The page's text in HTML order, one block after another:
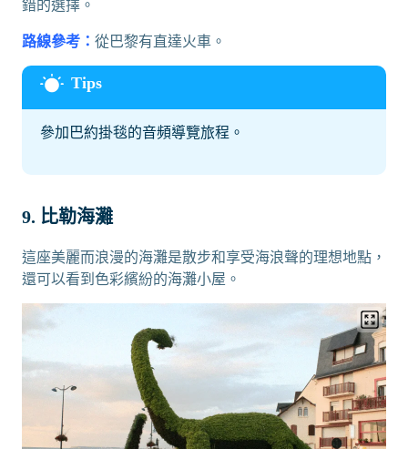
錯的選擇。
路線參考： 從巴黎有直達火車。
參加巴約掛毯的音頻導覽旅程。
9. 比勒海灘
這座美麗而浪漫的海灘是散步和享受海浪聲的理想地點，
還可以看到色彩繽紛的海灘小屋。